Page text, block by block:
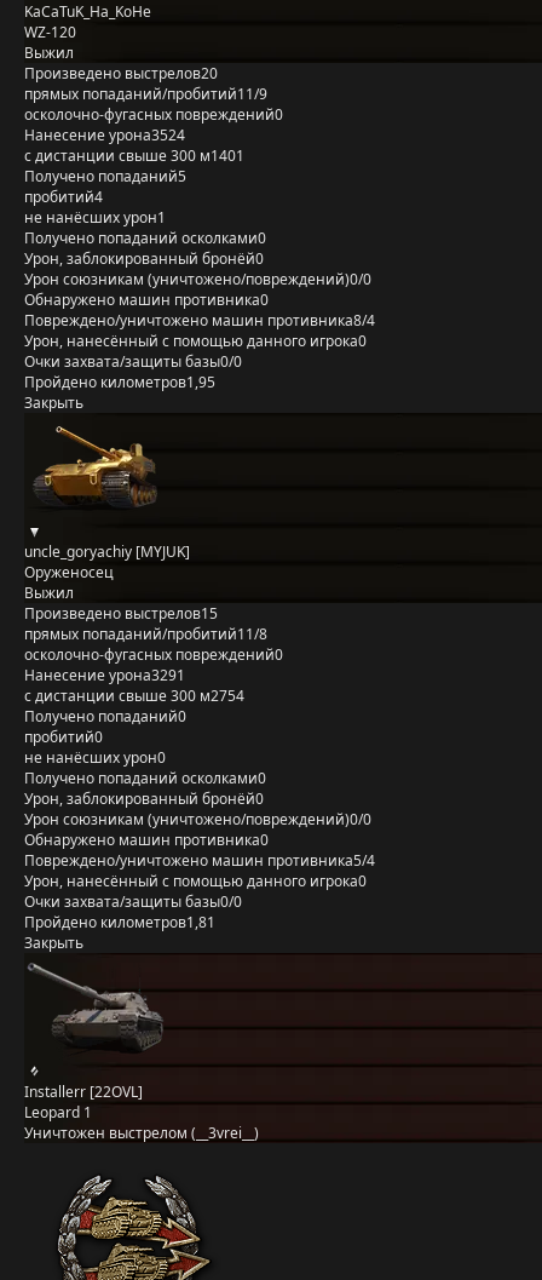
KaCaTuK_Ha_KoHe
WZ-120
Выжил
Произведено выстрелов20
прямых попаданий/пробитий11/9
осколочно-фугасных повреждений0
Нанесение урона3524
с дистанции свыше 300 м1401
Получено попаданий5
пробитий4
не нанёсших урон1
Получено попаданий осколками0
Урон, заблокированный бронёй0
Урон союзникам (уничтожено/повреждений)0/0
Обнаружено машин противника0
Повреждено/уничтожено машин противника8/4
Урон, нанесённый с помощью данного игрока0
Очки захвата/защиты базы0/0
Пройдено километров1,95
Закрыть
uncle_goryachiy [MYJUK]
Оруженосец
Выжил
Произведено выстрелов15
прямых попаданий/пробитий11/8
осколочно-фугасных повреждений0
Нанесение урона3291
с дистанции свыше 300 м2754
Получено попаданий0
пробитий0
не нанёсших урон0
Получено попаданий осколками0
Урон, заблокированный бронёй0
Урон союзникам (уничтожено/повреждений)0/0
Обнаружено машин противника0
Повреждено/уничтожено машин противника5/4
Урон, нанесённый с помощью данного игрока0
Очки захвата/защиты базы0/0
Пройдено километров1,81
Закрыть
Installerr [22OVL]
Leopard 1
Уничтожен выстрелом (__3vrei__)